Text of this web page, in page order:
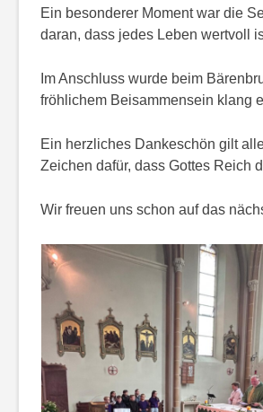
Ein besonderer Moment war die
daran, dass jedes Leben wertvoll
Im Anschluss wurde beim
fröhlichem Beisammensein klang
Ein herzliches Dankeschön gilt
Zeichen dafür, dass Gottes Reich
Wir freuen uns schon auf das